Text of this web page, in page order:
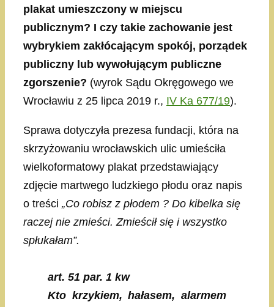
plakat umieszczony w miejscu
publicznym? I czy takie zachowanie jest
wybrykiem zakłócającym spokój, porządek
publiczny lub wywołującym publiczne
zgorszenie? (wyrok Sądu Okręgowego we
Wrocławiu z 25 lipca 2019 r., IV Ka 677/19).
Sprawa dotyczyła prezesa fundacji, która na
skrzyżowaniu wrocławskich ulic umieściła
wielkoformatowy plakat przedstawiający
zdjęcie martwego ludzkiego płodu oraz napis
o treści „Co robisz z płodem ? Do kibelka się
raczej nie zmieści. Zmieścił się i wszystko
spłukałam”.
art. 51 par. 1 kw
Kto krzykiem, hałasem, alarmem